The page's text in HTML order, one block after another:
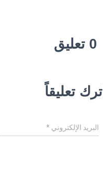
0 تعليق
اترك تعليقاً
البريد الإلكتروني *